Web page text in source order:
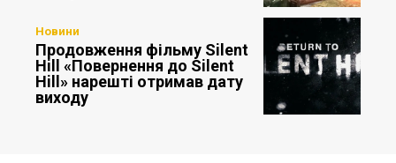
Новини
Продовження фільму Silent
Hill «Повернення до Silent
Hill» нарешті отримав дату
виходу